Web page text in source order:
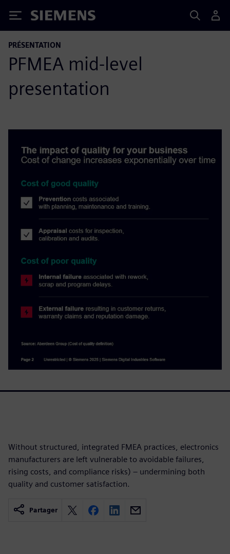
Siemens
PRÉSENTATION
PFMEA mid-level
presentation
Without structured, integrated FMEA practices, electronics
manufacturers are left vulnerable to avoidable failures,
rising costs, and compliance risks) – undermining both
quality and customer satisfaction.
Partager